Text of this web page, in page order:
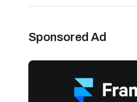
Sponsored Ad